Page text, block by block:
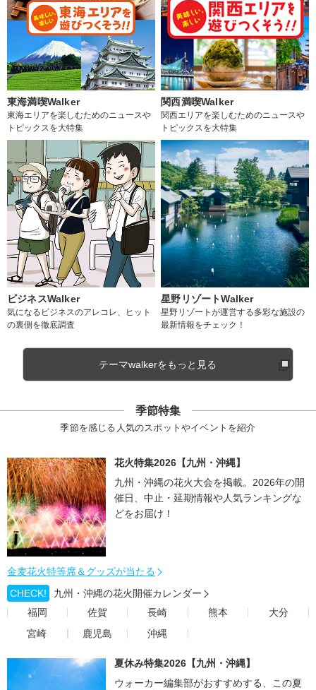
東海満喫Walker
東海エリアを楽しむためのニュースや
トピックスを大特集
関西満喫Walker
関西エリアを楽しむためのニュースや
トピックスを大特集
ビジネスWalker
気になるビジネスのアレコレ、ヒット
の裏側を徹底調査
星野リゾートWalker
星野リゾートが運営する多彩な施設の
最新情報をチェック！
テーマwalkerをもっと見る
季節特集
季節を感じる人気のスポットやイベントを紹介
花火特集2026【九州・沖縄】
九州・沖縄の花火大会を掲載。2026年の開
催日、中止・延期情報や人気ランキングな
どをお届け！
金麦花火特等席＆グッズが当たる
CHECK!
九州・沖縄の花火開催カレンダー
福岡
佐賀 長崎 熊本
大分
宮崎
鹿児島 沖縄
夏休み特集2026【九州・沖縄】
ウォーカー編集部がおすすめする、この夏